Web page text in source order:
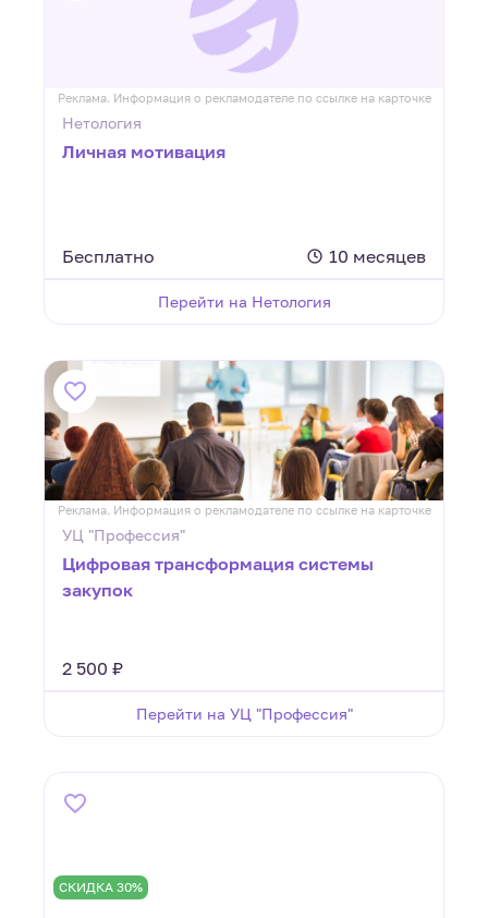
Реклама. Информация о рекламодателе по ссылке на карточке
Нетология
Личная мотивация
Бесплатно 10 месяцев
Перейти на Нетология
Реклама. Информация о рекламодателе по ссылке на карточке
УЦ "Профессия"
Цифровая трансформация системы
закупок
2 500 ₽
Перейти на УЦ "Профессия"
СКИДКА 30%